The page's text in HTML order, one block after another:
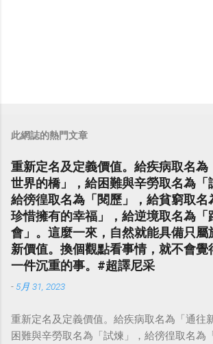
此網誌的熱門文章
重新定名及定義價值。給疾病取名為
世界的橋」，給困難與辛勞取名為「
給徬徨取名為「閱歷」，給貧窮取名
珍惜擁有的幸福」，給逆境取名為「
會」。這麼一來，自然就能具備只屬
新價值。換個觀點看事情，就不會覺
一件沉重的事。#超譯尼采
- 5月 31, 2023
重新定名及定義價值。給疾病取名為「通往
困難與辛勞取名為「試煉」，給徬徨取名為